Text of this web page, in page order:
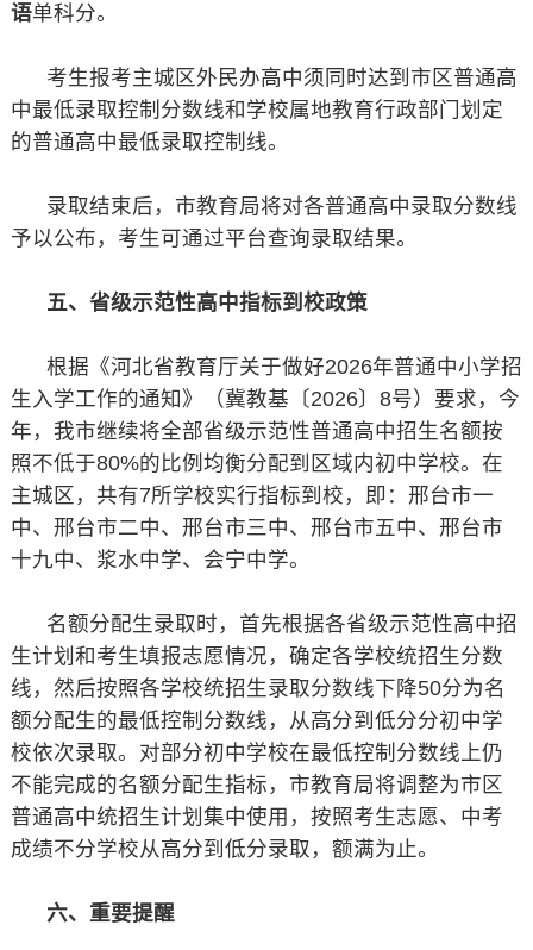
语单科分。
考生报考主城区外民办高中须同时达到市区普通高
中最低录取控制分数线和学校属地教育行政部门划定
的普通高中最低录取控制线。
录取结束后，市教育局将对各普通高中录取分数线
予以公布，考生可通过平台查询录取结果。
五、省级示范性高中指标到校政策
根据《河北省教育厅关于做好2026年普通中小学招
生入学工作的通知》（冀教基〔2026〕8号）要求，今
年，我市继续将全部省级示范性普通高中招生名额按
照不低于80%的比例均衡分配到区域内初中学校。在
主城区，共有7所学校实行指标到校，即：邢台市一
中、邢台市二中、邢台市三中、邢台市五中、邢台市
十九中、浆水中学、会宁中学。
名额分配生录取时，首先根据各省级示范性高中招
生计划和考生填报志愿情况，确定各学校统招生分数
线，然后按照各学校统招生录取分数线下降50分为名
额分配生的最低控制分数线，从高分到低分分初中学
校依次录取。对部分初中学校在最低控制分数线上仍
不能完成的名额分配生指标，市教育局将调整为市区
普通高中统招生计划集中使用，按照考生志愿、中考
成绩不分学校从高分到低分录取，额满为止。
六、重要提醒